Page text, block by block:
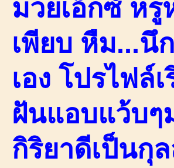
มวยเอ็กซ์ ห
เพียบ หืม...นึ
เอง โปรไฟล์
ฝันแอบแว้บๆ
กิริยาดีเป็นกุ